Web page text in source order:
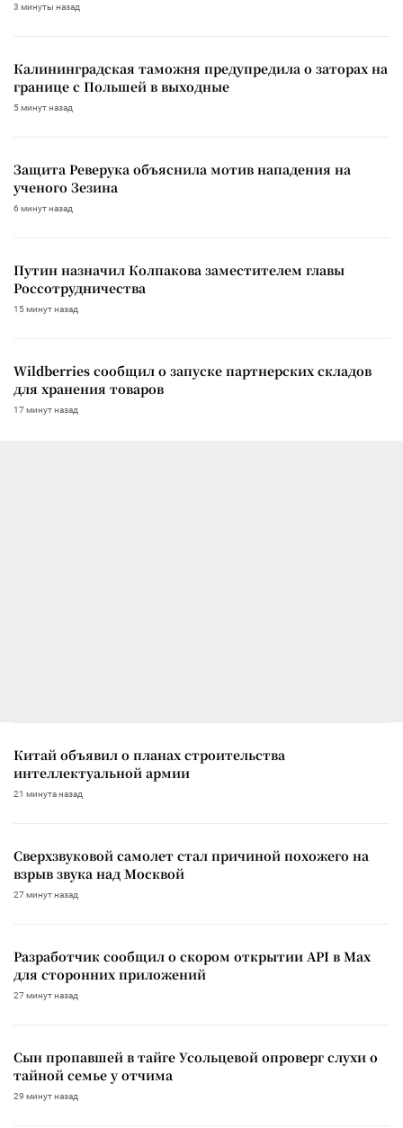
3 минуты назад
Калининградская таможня предупредила о заторах на
границе с Польшей в выходные
5 минут назад
Защита Реверука объяснила мотив нападения на
ученого Зезина
6 минут назад
Путин назначил Колпакова заместителем главы
Россотрудничества
15 минут назад
Wildberries сообщил о запуске партнерских складов
для хранения товаров
17 минут назад
Китай объявил о планах строительства
интеллектуальной армии
21 минута назад
Сверхзвуковой самолет стал причиной похожего на
взрыв звука над Москвой
27 минут назад
Разработчик сообщил о скором открытии API в Max
для сторонних приложений
27 минут назад
Сын пропавшей в тайге Усольцевой опроверг слухи о
тайной семье у отчима
29 минут назад